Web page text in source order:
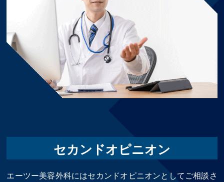
セカンドオピニオン
エーツー美容外科にはセカンドオピニオンとしてご相談さ